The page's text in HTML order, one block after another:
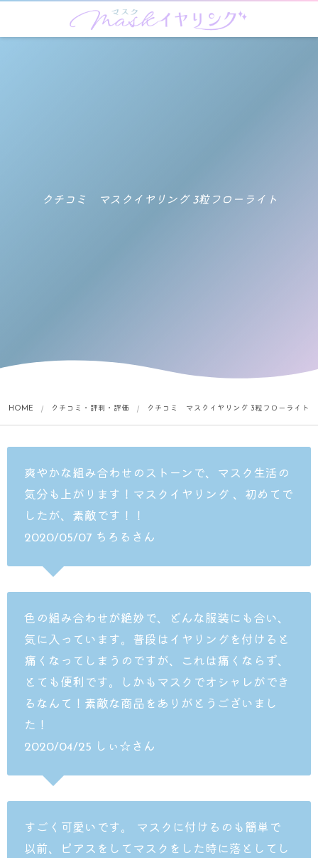
クチコミ マスクイヤリング 3粒フローライト
HOME クチコミ・評判・評価 クチコミ マスクイヤリング 3粒フローライト
爽やかな組み合わせのストーンで、マスク生活の
気分も上がります！マスクイヤリング 、初めてで
したが、素敵です！！
2020/05/07 ちろるさん
色の組み合わせが絶妙で、どんな服装にも合い、
気に入っています。普段はイヤリングを付けると
痛くなってしまうのですが、これは痛くならず、
とても便利です。しかもマスクでオシャレができ
るなんて！素敵な商品をありがとうございまし
た！
2020/04/25 しぃ☆さん
すごく可愛いです。 マスクに付けるのも簡単で
以前、ピアスをしてマスクをした時に落としてし